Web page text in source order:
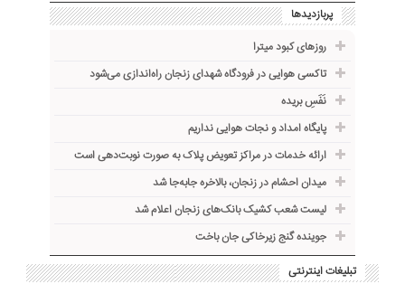
پربازدیدها
روزهای کبود میترا
تاکسی هوایی در فرودگاه شهدای زنجان راه‌اندازی می‌شود
نَفَسِ بریده
پایگاه امداد و نجات هوایی نداریم
ارائه خدمات در مراکز تعویض پلاک به صورت نوبت‌دهی است
میدان احشام در زنجان، بالاخره جا‌به‌جا شد
لیست شعب کشیک بانک‌های زنجان اعلام شد
جوینده گنج زیرخاکی جان باخت
تبلیغات اینترنتی